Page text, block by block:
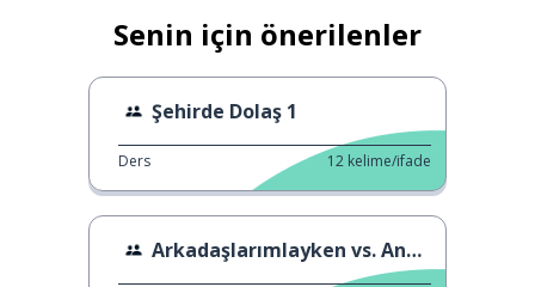
Senin için önerilenler
Şehirde Dolaş 1
Ders 12 kelime/ifade
Arkadaşlarımlayken vs. Annemleyken